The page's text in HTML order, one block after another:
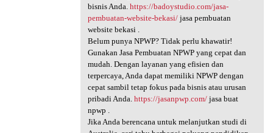
bisnis Anda. https://badoystudio.com/jasa-
pembuatan-website-bekasi/jasa pembuatan
website bekasi .
Belum punya NPWP? Tidak perlu khawatir!
Gunakan Jasa Pembuatan NPWP yang cepat dan
mudah. Dengan layanan yang efisien dan
terpercaya, Anda dapat memiliki NPWP dengan
cepat sambil tetap fokus pada bisnis atau urusan
pribadi Anda. https://jasanpwp.com/jasa buat
npwp .
Jika Anda berencana untuk melanjutkan studi di